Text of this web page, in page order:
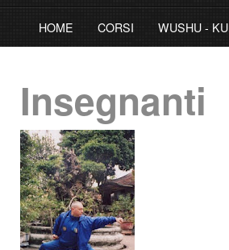
HOME CORSI WUSHU -
Insegnanti